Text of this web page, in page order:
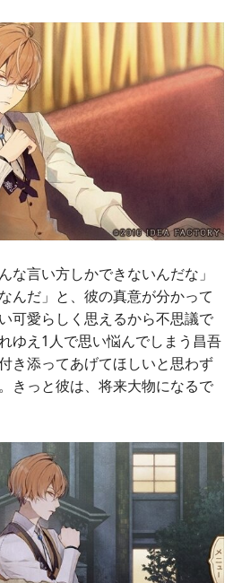
な言い方しかできないんだな」
んだ」と、彼の真意が分かって
可愛らしく思えるから不思議で
ゆえ1人で思い悩んでしまう昌吾
き添ってあげてほしいと思わず
きっと彼は、将来大物になるで